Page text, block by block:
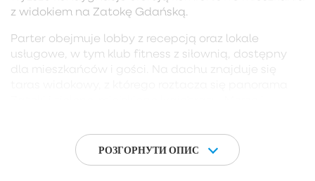
z widokiem na Zatokę Gdańską.
Parter obejmuje lobby z recepcją oraz lokale
usługowe, w tym klub fitness z siłownią, dostępny
dla mieszkańców i gości. Na dachu znajduje się
loggii i tarasów mieszkań. Modern Tower to idealne
połączenie wygody życia w centrum z nadmorskim
РОЗГОРНУТИ ОПИС